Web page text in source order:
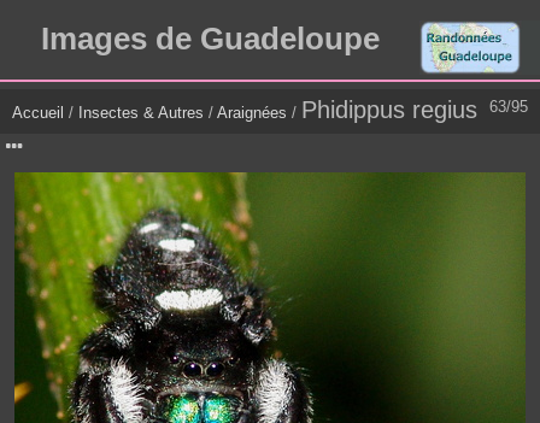
Images de Guadeloupe
63/95
Accueil / Insectes & Autres / Araignées / Phidippus regius